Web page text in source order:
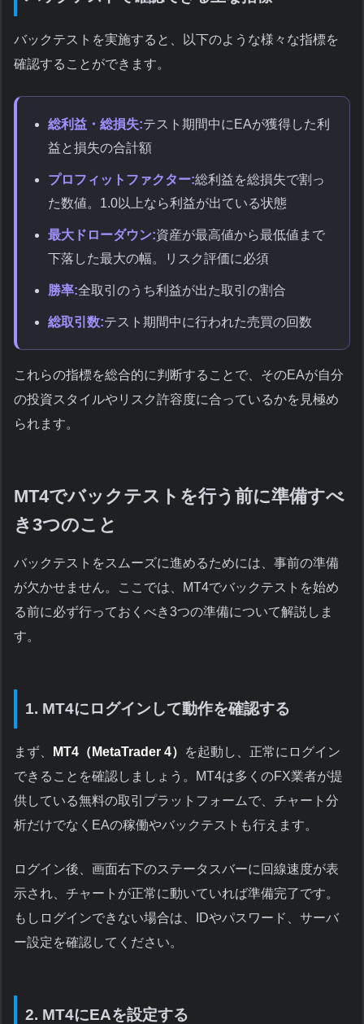
バックテストを実施すると、以下のような様々な指標を
確認することができます。
総利益・総損失:テスト期間中にEAが獲得した利
益と損失の合計額
プロフィットファクター:総利益を総損失で割っ
た数値。1.0以上なら利益が出ている状態
最大ドローダウン:資産が最高値から最低値まで
下落した最大の幅。リスク評価に必須
勝率:全取引のうち利益が出た取引の割合
総取引数:テスト期間中に行われた売買の回数
これらの指標を総合的に判断することで、そのEAが自分
の投資スタイルやリスク許容度に合っているかを見極め
られます。
MT4でバックテストを行う前に準備すべ
き3つのこと
バックテストをスムーズに進めるためには、事前の準備
が欠かせません。ここでは、MT4でバックテストを始め
る前に必ず行っておくべき3つの準備について解説しま
す。
1. MT4にログインして動作を確認する
まず、 MT4（MetaTrader 4）
を起動し、正常にログイン
できることを確認しましょう。MT4は多くのFX業者が提
供している無料の取引プラットフォームで、チャート分
析だけでなくEAの稼働やバックテストも行えます。
ログイン後、画面右下のステータスバーに回線速度が表
示され、チャートが正常に動いていれば準備完了です。
もしログインできない場合は、IDやパスワード、サーバ
ー設定を確認してください。
2. MT4にEAを設定する